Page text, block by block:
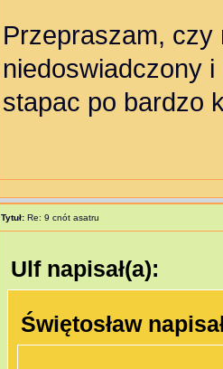
Przepraszam, czy
niedoswiadczony
stapac po bardzo
Tytuł: Re: 9 cnót asatru
Ulf napisał(a):
Świętosław